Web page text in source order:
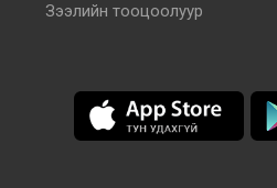
Зээлийн тооцоолуур